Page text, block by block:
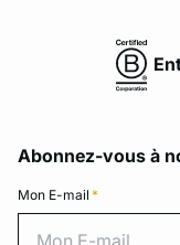
Abonnez-vous à
Mon E-mail *